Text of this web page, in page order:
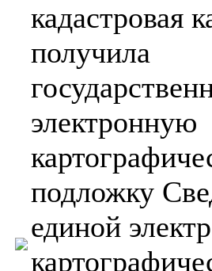
кадастровая
получила
электронную
подложку
единой